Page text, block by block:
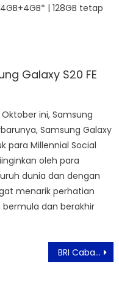
| 128GB tetap
Galaxy S20 FE
ini, Samsung
Samsung Galaxy
para Millennial Social
oleh para
dunia dan dengan
menarik perhatian
bermula dan berakhir
BRI Cabang Kebayoran Baru Gelar Pengundian Hadiah Motor